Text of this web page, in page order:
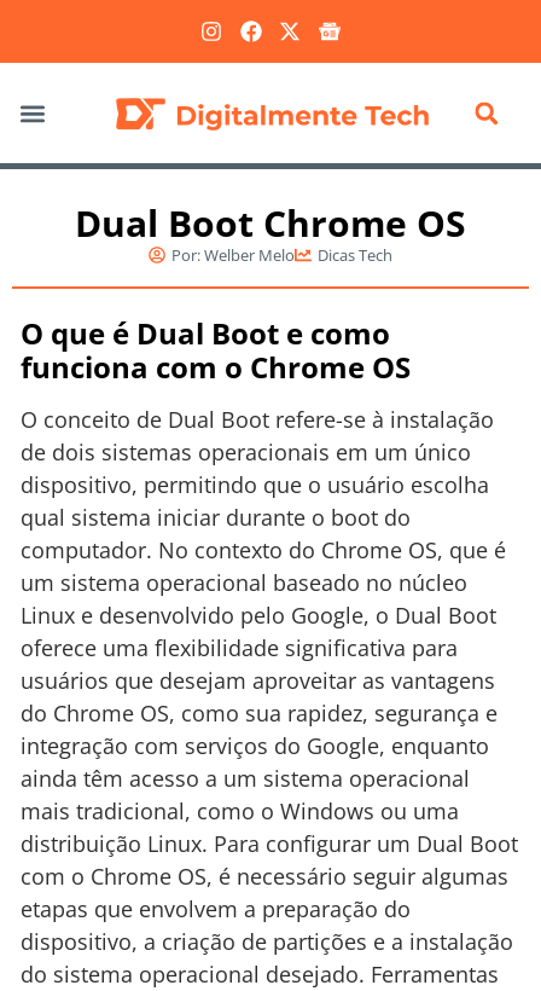
Dual Boot Chrome OS
Por:Welber Melo Dicas Tech
O que é Dual Boot e como
funciona com o Chrome OS
O conceito de Dual Boot refere-se à instalação
de dois sistemas operacionais em um único
dispositivo, permitindo que o usuário escolha
qual sistema iniciar durante o boot do
computador. No contexto do Chrome OS, que é
um sistema operacional baseado no núcleo
Linux e desenvolvido pelo Google, o Dual Boot
oferece uma flexibilidade significativa para
usuários que desejam aproveitar as vantagens
do Chrome OS, como sua rapidez, segurança e
integração com serviços do Google, enquanto
ainda têm acesso a um sistema operacional
mais tradicional, como o Windows ou uma
distribuição Linux. Para configurar um Dual Boot
com o Chrome OS, é necessário seguir algumas
etapas que envolvem a preparação do
dispositivo, a criação de partições e a instalação
do sistema operacional desejado. Ferramentas